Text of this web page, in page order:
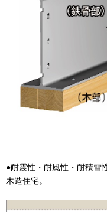
●耐震性・耐風性・耐積雪
木造住宅。